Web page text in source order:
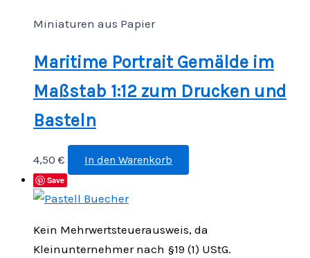
Miniaturen aus Papier
Maritime Portrait Gemälde im
Maßstab 1:12 zum Drucken und
Basteln
4,50 € In den Warenkorb
Save
Kein Mehrwertsteuerausweis, da
Kleinunternehmer nach §19 (1) UStG.